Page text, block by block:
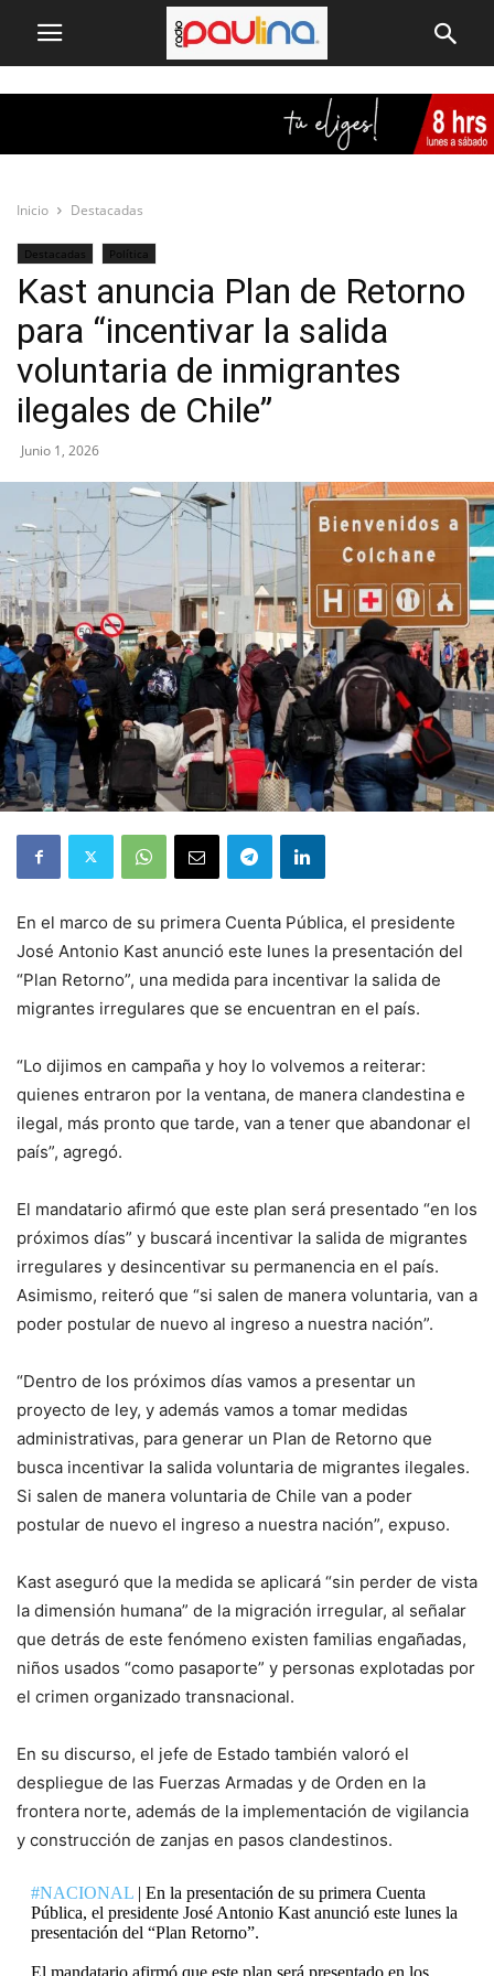
Inicio Destacadas
Destacadas Política
Kast anuncia Plan de Retorno
para “incentivar la salida
voluntaria de inmigrantes
ilegales de Chile”
Junio 1, 2026
En el marco de su primera Cuenta Pública, el presidente
José Antonio Kast anunció este lunes la presentación del
“Plan Retorno”, una medida para incentivar la salida de
migrantes irregulares que se encuentran en el país.
“Lo dijimos en campaña y hoy lo volvemos a reiterar:
quienes entraron por la ventana, de manera clandestina e
ilegal, más pronto que tarde, van a tener que abandonar el
país”, agregó.
El mandatario afirmó que este plan será presentado “en los
próximos días” y buscará incentivar la salida de migrantes
irregulares y desincentivar su permanencia en el país.
Asimismo, reiteró que “si salen de manera voluntaria, van a
poder postular de nuevo al ingreso a nuestra nación”.
“Dentro de los próximos días vamos a presentar un
proyecto de ley, y además vamos a tomar medidas
administrativas, para generar un Plan de Retorno que
busca incentivar la salida voluntaria de migrantes ilegales.
Si salen de manera voluntaria de Chile van a poder
postular de nuevo el ingreso a nuestra nación”, expuso.
Kast aseguró que la medida se aplicará “sin perder de vista
la dimensión humana” de la migración irregular, al señalar
que detrás de este fenómeno existen familias engañadas,
niños usados “como pasaporte” y personas explotadas por
el crimen organizado transnacional.
En su discurso, el jefe de Estado también valoró el
despliegue de las Fuerzas Armadas y de Orden en la
frontera norte, además de la implementación de vigilancia
y construcción de zanjas en pasos clandestinos.
#NACIONAL| En la presentación de su primera Cuenta
Pública, el presidente José Antonio Kast anunció este lunes la
presentación del “Plan Retorno”.
El mandatario afirmó que este plan será presentado en los